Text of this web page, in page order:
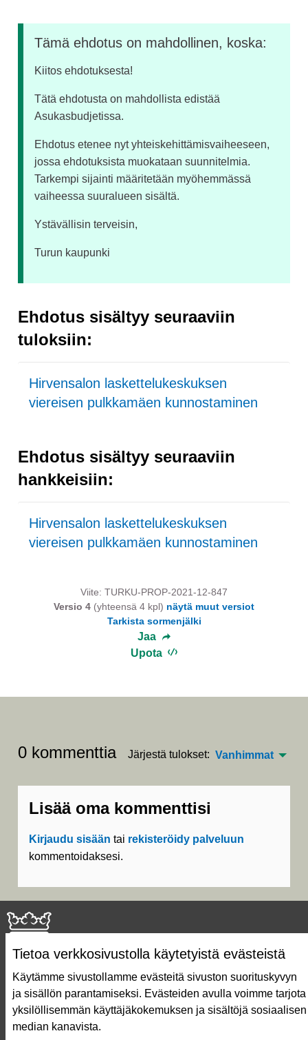
Tietoa verkkosivustolla käytetyistä evästeistä
Käytämme sivustollamme evästeitä sivuston suorituskyvyn
ja sisällön parantamiseksi. Evästeiden avulla voimme tarjota
yksilöllisemmän käyttäjäkokemuksen ja sisältöjä sosiaalisen
median kanavista.
Tämä ehdotus on mahdollinen, koska:
Kiitos ehdotuksesta!
Tätä ehdotusta on mahdollista edistää
Asukasbudjetissa.
Ehdotus etenee nyt yhteiskehittämisvaiheeseen,
jossa ehdotuksista muokataan suunnitelmia.
Tarkempi sijainti määritetään myöhemmässä
vaiheessa suuralueen sisältä.
Ystävällisin terveisin,
Turun kaupunki
Ehdotus sisältyy seuraaviin
tuloksiin:
Hirvensalon laskettelukeskuksen
viereisen pulkkamäen kunnostaminen
Ehdotus sisältyy seuraaviin
hankkeisiin:
Hirvensalon laskettelukeskuksen
viereisen pulkkamäen kunnostaminen
Viite: TURKU-PROP-2021-12-847
Versio 4 (yhteensä 4 kpl) näytä muut versiot
Tarkista sormenjälki
Jaa
Upota
0 kommenttia Järjestä tulokset: Vanhimmat
Lisää oma kommenttisi
Kirjaudu sisään tai rekisteröidy palveluun
kommentoidaksesi.
Näin äänestät Asukasbudjetissa
Asukasbudjetin vaiheet
Usein kysytyt kysymykset